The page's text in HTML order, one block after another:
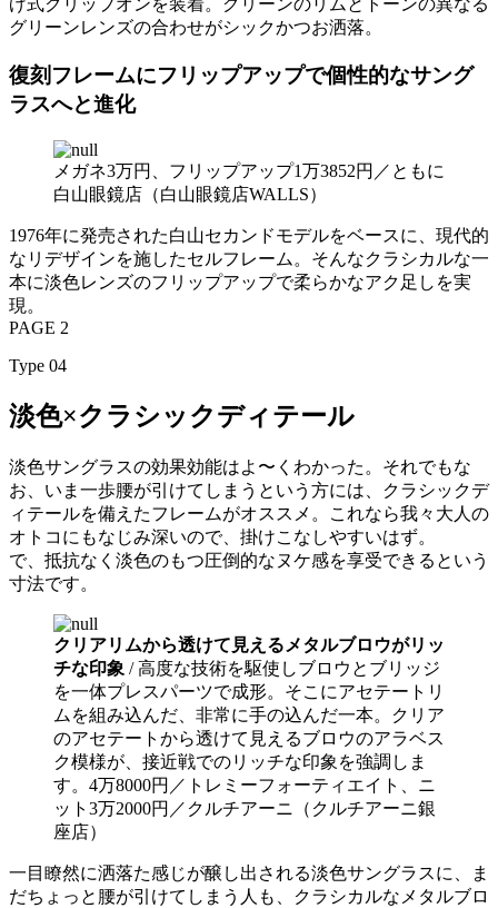
げ式クリップオンを装着。グリーンのリムとトーンの異なる
グリーンレンズの合わせがシックかつお洒落。
復刻フレームにフリップアップで個性的なサング
ラスへと進化
メガネ3万円、フリップアップ1万3852円／ともに
白山眼鏡店（白山眼鏡店WALLS）
1976年に発売された白山セカンドモデルをベースに、現代的
なリデザインを施したセルフレーム。そんなクラシカルな一
本に淡色レンズのフリップアップで柔らかなアク足しを実
現。
PAGE 2
Type 04
淡色×クラシックディテール
淡色サングラスの効果効能はよ〜くわかった。それでもな
お、いま一歩腰が引けてしまうという方には、クラシックデ
ィテールを備えたフレームがオススメ。これなら我々大人の
オトコにもなじみ深いので、掛けこなしやすいはず。
で、抵抗なく淡色のもつ圧倒的なヌケ感を享受できるという
寸法です。
クリアリムから透けて見えるメタルブロウがリッ
チな印象 / 高度な技術を駆使しブロウとブリッジ
を一体プレスパーツで成形。そこにアセテートリ
ムを組み込んだ、非常に手の込んだ一本。クリア
のアセテートから透けて見えるブロウのアラベス
ク模様が、接近戦でのリッチな印象を強調しま
す。4万8000円／トレミーフォーティエイト、ニ
ット3万2000円／クルチアーニ（クルチアーニ銀
座店）
一目瞭然に洒落た感じが醸し出される淡色サングラスに、ま
だちょっと腰が引けてしまう人も、クラシカルなメタルブロ